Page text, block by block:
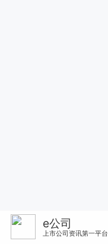
e公司
上市公司资讯第一平台